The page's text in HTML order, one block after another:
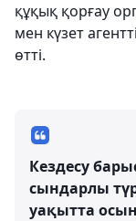
құқық қорғау
мен күзет
өтті.
Кездесу
сындарлы
уақытта